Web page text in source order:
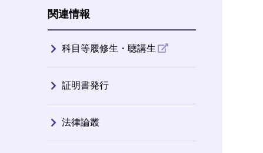
関連情報
科目等履修生・聴講生
証明書発行
法律論叢